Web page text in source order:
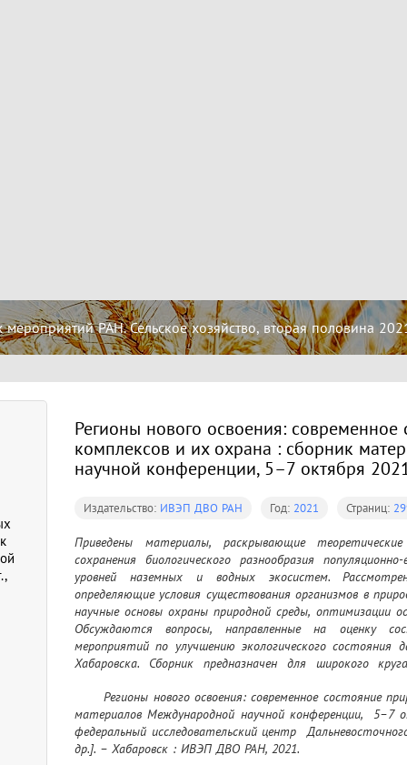
РАН. Сельское хозяйство, вторая половина
Регионы нового освоения:
комплексов и их охрана : сборник
научной конференции, 5–7 октября
Издательство: ИВЭП ДВО РАН Год: 2021 Страниц:
Приведены материалы, раскрывающие
сохранения биологического разнообразия
уровней наземных и водных экосистем.
определяющие условия существования организмов в
научные основы охраны природной среды, оптимизации
Обсуждаются вопросы, направленные на оценку
мероприятий по улучшению экологического состояния
Хабаровска. Сборник предназначен для широкого
экологического планирования
	Регионы нового освоения: современное состояние природных комплексов и их охрана : сборник
материалов Международной научной конференции,  5–7
федеральный исследовательский центр
др.]. – Хабаровск : ИВЭП ДВО РАН, 2021.